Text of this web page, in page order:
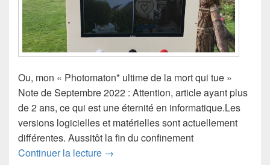
Ou, mon « Photomaton* ultime de la mort qui tue »
Note de Septembre 2022 : Attention, article ayant plus
de 2 ans, ce qui est une éternité en informatique.Les
versions logicielles et matérielles sont actuellement
différentes. Aussitôt la fin du confinement
Continuer la lecture Borne à Selfies – Borne Photos
→